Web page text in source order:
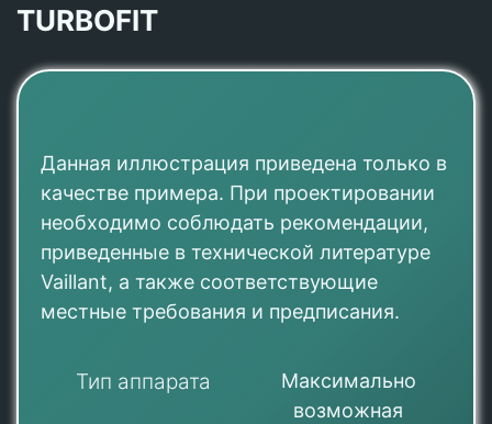
TURBOFIT
Данная иллюстрация приведена только в
качестве примера. При проектировании
необходимо соблюдать рекомендации,
приведенные в технической литературе
Vaillant, а также соответствующие
местные требования и предписания.
Тип аппарата
Максимально
возможная